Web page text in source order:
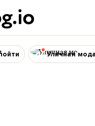
Уличная мода